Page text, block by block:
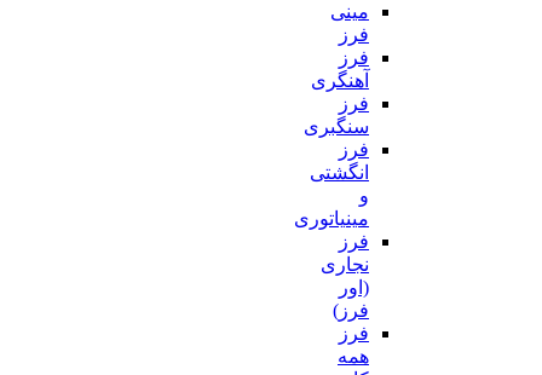
مینی
فرز
آهنگری
فرز
سنگبری
فرز
انگشتی
مینیاتوری
فرز
نجاری
فرز